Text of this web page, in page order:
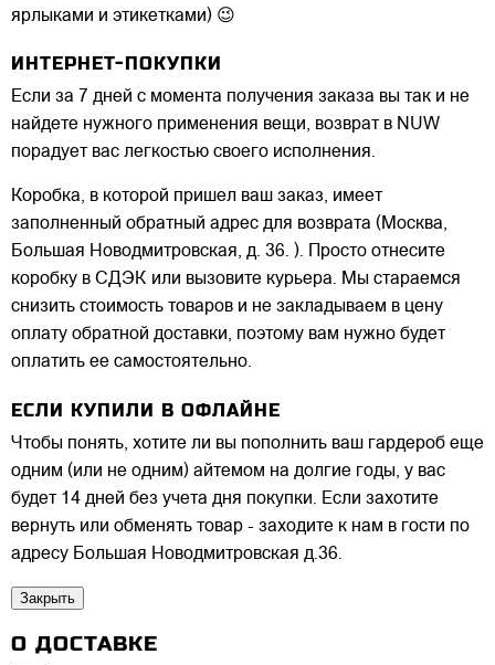
ярлыками и этикетками) 😉
ИНТЕРНЕТ-ПОКУПКИ
Если за 7 дней с момента получения заказа вы так и не
найдете нужного применения вещи, возврат в NUW
порадует вас легкостью своего исполнения.
Коробка, в которой пришел ваш заказ, имеет
заполненный обратный адрес для возврата (Москва,
Большая Новодмитровская, д. 36. ). Просто отнесите
коробку в СДЭК или вызовите курьера. Мы стараемся
снизить стоимость товаров и не закладываем в цену
оплату обратной доставки, поэтому вам нужно будет
оплатить ее самостоятельно.
ЕСЛИ КУПИЛИ В ОФЛАЙНЕ
Чтобы понять, хотите ли вы пополнить ваш гардероб еще
одним (или не одним) айтемом на долгие годы, у вас
будет 14 дней без учета дня покупки. Если захотите
вернуть или обменять товар - заходите к нам в гости по
адресу Большая Новодмитровская д.36.
Закрыть
О ДОСТАВКЕ